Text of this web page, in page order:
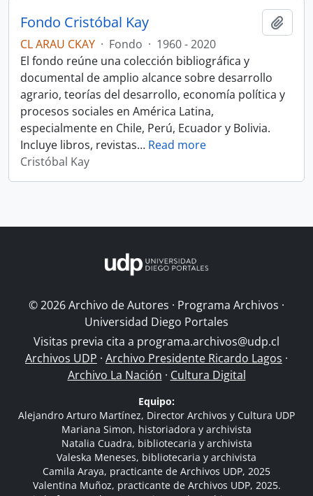
Fondo Cristóbal Kay
CL ARAU CKAY · Fondo · 1960 - 2020
El fondo reúne una colección bibliográfica y
documental de amplio alcance sobre desarrollo
agrario, teorías del desarrollo, economía política y
procesos sociales en América Latina,
especialmente en Chile, Perú, Ecuador y Bolivia.
Incluye libros, revistas… Read more
Cristóbal Kay
© 2026 Archivo de Autores · Programa Archivos ·
Universidad Diego Portales
Visitas previa cita a programa.archivos@udp.cl
Archivos UDP · Archivo Presidente Ricardo Lagos ·
Archivo La Nación · Cultura Digital
Equipo:
Alejandro Arturo Martínez, Director Archivos y Cultura UDP
Mariana Simon, historiadora y archivista
Natalia Cuadra, bibliotecaria y archivista
Valeska Meneses, bibliotecaria y archivista
Camila Araya, practicante de Archivos UDP, 2025
Valentina Muñoz, practicante de Archivos UDP, 2025.